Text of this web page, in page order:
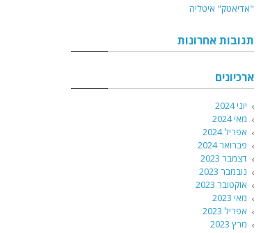
"אדיאטק" איטליה
תגובות אחרונות
ארכיונים
יוני 2024
מאי 2024
אפריל 2024
פברואר 2024
דצמבר 2023
נובמבר 2023
אוקטובר 2023
מאי 2023
אפריל 2023
מרץ 2023